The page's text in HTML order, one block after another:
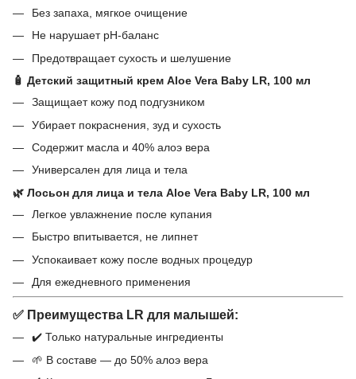
Без запаха, мягкое очищение
Не нарушает pH-баланс
Предотвращает сухость и шелушение
🧴 Детский защитный крем Aloe Vera Baby LR, 100 мл
Защищает кожу под подгузником
Убирает покраснения, зуд и сухость
Содержит масла и 40% алоэ вера
Универсален для лица и тела
🌿 Лосьон для лица и тела Aloe Vera Baby LR, 100 мл
Легкое увлажнение после купания
Быстро впитывается, не липнет
Успокаивает кожу после водных процедур
Для ежедневного применения
✅ Преимущества LR для малышей:
✔️ Только натуральные ингредиенты
🌱 В составе — до 50% алоэ вера